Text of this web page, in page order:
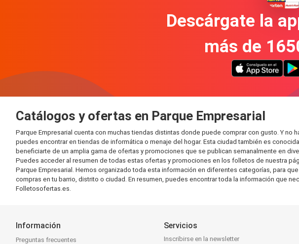
Descárgate la
más de
Catálogos y ofertas en Parque Empresarial
Parque Empresarial cuenta con muchas tiendas distintas donde puede comprar con gusto. Y
puedes encontrar en tiendas de informática o menaje del hogar. Esta ciudad también es
beneficiarte de un amplia gama de ofertas y promociones que se publican semanalmente en
Puedes acceder al resumen de todas estas ofertas y promociones en los folletos de nuestra
Parque Empresarial. Hemos organizado toda esta información en diferentes categorías, para
compras en tu barrio, distrito o ciudad. En resumen, puedes encontrar toda la información que
Folletosofertas.es.
Información
Preguntas frecuentes
Servicios
Inscribirse en la newsletter